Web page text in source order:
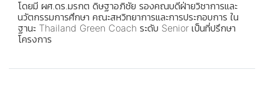
โดยมี ผศ.ดร.มรกต ดิษฐาอภิชัย รองคณบดีฝ่ายวิชาการและ
นวัตกรรมการศึกษา คณะสหวิทยาการและการประกอบการ ใน
ฐานะ Thailand Green Coach ระดับ Senior เป็นที่ปรึกษา
โครงการ